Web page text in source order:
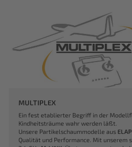
MULTIPLEX
Ein fest etablierter Begriff in der
Kindheitsträume wahr werden läßt.
Unsere Partikelschaummodelle aus
Qualität und Performance. Mit unserem